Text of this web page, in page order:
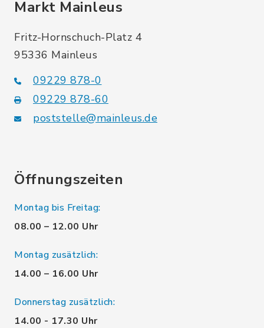
Markt Mainleus
Fritz-Hornschuch-Platz 4
95336 Mainleus
09229 878-0
09229 878-60
poststelle@mainleus.de
Öffnungszeiten
Montag bis Freitag:
08.00 – 12.00 Uhr
Montag zusätzlich:
14.00 – 16.00 Uhr
Donnerstag zusätzlich:
14.00 - 17.30 Uhr